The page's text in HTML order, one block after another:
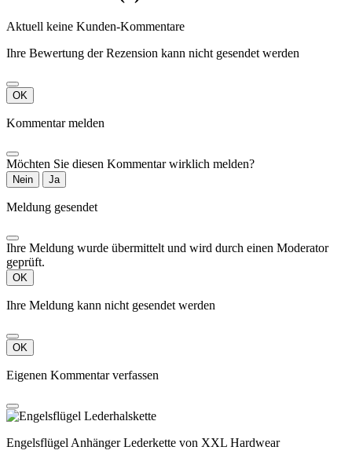
Aktuell keine Kunden-Kommentare
Ihre Bewertung der Rezension kann nicht gesendet werden
OK
Kommentar melden
Möchten Sie diesen Kommentar wirklich melden?
Nein Ja
Meldung gesendet
Ihre Meldung wurde übermittelt und wird durch einen Moderator
geprüft.
OK
Ihre Meldung kann nicht gesendet werden
OK
Eigenen Kommentar verfassen
Engelsflügel Anhänger Lederkette von XXL Hardwear